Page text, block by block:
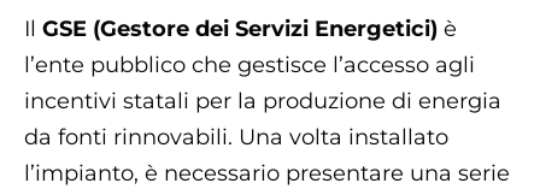
Il GSE (Gestore dei Servizi Energetici) è
l’ente pubblico che gestisce l’accesso agli
incentivi statali per la produzione di energia
da fonti rinnovabili. Una volta installato
l’impianto, è necessario presentare una serie